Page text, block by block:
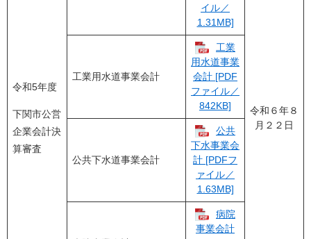
令和5年度
下関市公営
企業会計決
算審査
令和６年８
月２２日
イル／
1.31MB]
工業用水道事業会計
工業
用水道事業
会計 [PDF
ファイル／
842KB]
公共下水道事業会計
公共
下水事業会
計 [PDFフ
ァイル／
1.63MB]
病院
事業会計